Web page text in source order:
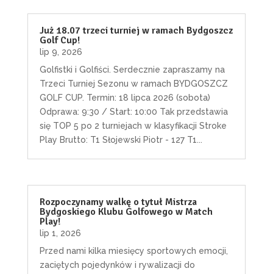
Już 18.07 trzeci turniej w ramach Bydgoszcz
Golf Cup!
lip 9, 2026
Golfistki i Golfiści. Serdecznie zapraszamy na
Trzeci Turniej Sezonu w ramach BYDGOSZCZ
GOLF CUP. Termin: 18 lipca 2026 (sobota)
Odprawa: 9:30 / Start: 10:00 Tak przedstawia
się TOP 5 po 2 turniejach w klasyfikacji Stroke
Play Brutto: T1 Słojewski Piotr - 127 T1...
Rozpoczynamy walkę o tytuł Mistrza
Bydgoskiego Klubu Golfowego w Match
Play!
lip 1, 2026
Przed nami kilka miesięcy sportowych emocji,
zaciętych pojedynków i rywalizacji do